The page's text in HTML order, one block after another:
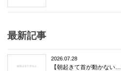
最新記事
2026.07.28
【朝起きて首が動かない